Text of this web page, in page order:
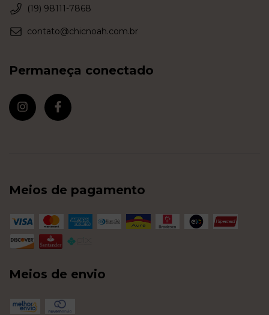
(19) 98111-7868
contato@chicnoah.com.br
Permaneça conectado
Meios de pagamento
Meios de envio